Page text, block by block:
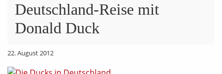
Deutschland-Reise mit
Donald Duck
22. August 2012